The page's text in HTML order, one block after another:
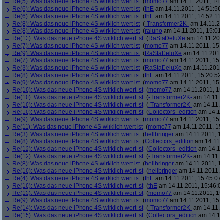
Re(5): Was das neue iPhone 4S wirklich wert ist (momo77 am 14.11.2011,
Re(6): Was das neue iPhone 4S wirklich wert ist (thE am 14.11.2011,
Re(6): Was das neue iPhone 4S wirklich wert ist (thE am 14.11.2011,
Re(8): Was das neue iPhone 4S wirklich wert ist (-Transformer2K- am
Re(8): Was das neue iPhone 4S wirklich wert ist (raiuno am 14.11.2011,
Re(13): Was das neue iPhone 4S wirklich wert ist (RaStaDeluXe am
Re(7): Was das neue iPhone 4S wirklich wert ist (momo77 am 14.11.2011,
Re(9): Was das neue iPhone 4S wirklich wert ist (RaStaDeluXe am
Re(7): Was das neue iPhone 4S wirklich wert ist (momo77 am 14.11.2011,
Re(3): Was das neue iPhone 4S wirklich wert ist (RaStaDeluXe am
Re(8): Was das neue iPhone 4S wirklich wert ist (thE am 14.11.2011,
Re(9): Was das neue iPhone 4S wirklich wert ist (momo77 am 14.11.2011,
Re(10): Was das neue iPhone 4S wirklich wert ist (momo77 am 14.11.2011,
Re(10): Was das neue iPhone 4S wirklich wert ist (-Transformer2K- am
Re(10): Was das neue iPhone 4S wirklich wert ist (-Transformer2K- am
Re(10): Was das neue iPhone 4S wirklich wert ist (Collectors_edition am
Re(9): Was das neue iPhone 4S wirklich wert ist (momo77 am 14.11.2011,
Re(11): Was das neue iPhone 4S wirklich wert ist (momo77 am 14.11.2011,
Re(3): Was das neue iPhone 4S wirklich wert ist (hellbringer am 14.11.2011,
Re(8): Was das neue iPhone 4S wirklich wert ist (Collectors_edition am
Re(12): Was das neue iPhone 4S wirklich wert ist (Collectors_edition am
Re(12): Was das neue iPhone 4S wirklich wert ist (-Transformer2K- am
Re(8): Was das neue iPhone 4S wirklich wert ist (hellbringer am 14.11.2011,
Re(10): Was das neue iPhone 4S wirklich wert ist (hellbringer am
Re(4): Was das neue iPhone 4S wirklich wert ist (thE am 14.11.2011,
Re(10): Was das neue iPhone 4S wirklich wert ist (thE am 14.11.2011,
Re(13): Was das neue iPhone 4S wirklich wert ist (momo77 am 14.11.2011,
Re(9): Was das neue iPhone 4S wirklich wert ist (momo77 am 14.11.2011,
Re(14): Was das neue iPhone 4S wirklich wert ist (-Transformer2K- am
Re(15): Was das neue iPhone 4S wirklich wert ist (Collectors_edition am